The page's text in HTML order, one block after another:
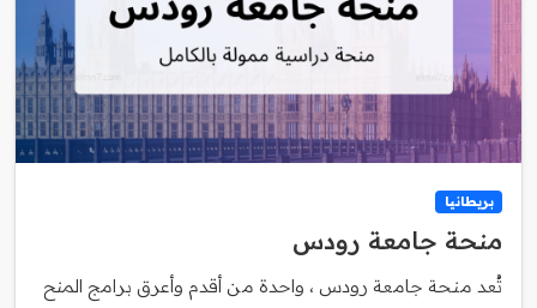
بريطانيا
منحة جامعة رودس
تُعد منحة جامعة رودس ، واحدة من أقدم وأعرق برامج المنح